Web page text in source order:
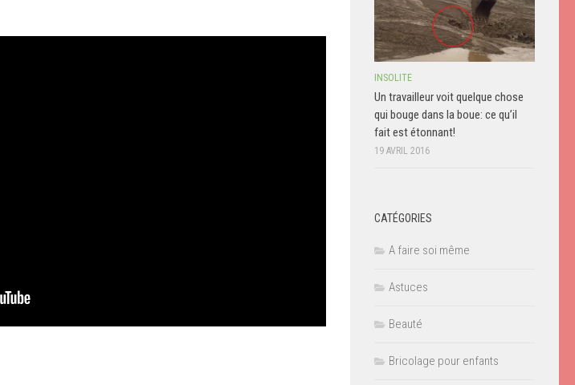
INSOLITE
Un travailleur voit quelque chose
qui bouge dans la boue: ce qu’il
fait est étonnant!
19 AVRIL 2016
CATÉGORIES
A faire soi même
Astuces
Beauté
Bricolage pour enfants